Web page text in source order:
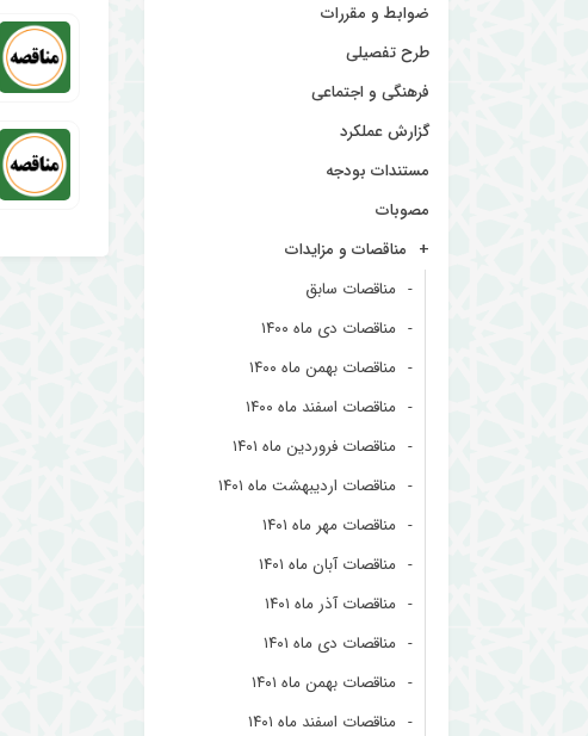
ضوابط و مقررات
طرح تفصیلی
فرهنگی و اجتماعی
گزارش عملکرد
مستندات بودجه
مصوبات
مناقصات و مزایدات
مناقصات سابق
مناقصات دی ماه ۱۴۰۰
مناقصات بهمن ماه ۱۴۰۰
مناقصات اسفند ماه ۱۴۰۰
مناقصات فروردین ماه ۱۴۰۱
مناقصات اردیبهشت ماه ۱۴۰۱
مناقصات مهر ماه ۱۴۰۱
مناقصات آبان ماه ۱۴۰۱
مناقصات آذر ماه ۱۴۰۱
مناقصات دی ماه ۱۴۰۱
مناقصات بهمن ماه ۱۴۰۱
مناقصات اسفند ماه ۱۴۰۱